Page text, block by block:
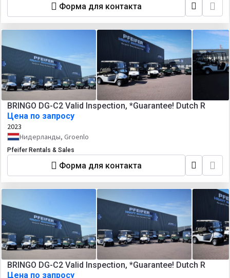
Форма для контакта
BRINGO DG-C2 Valid Inspection, *Guarantee! Dutch R
Цена по запросу
2023
Нидерланды, Groenlo
Pfeifer Rentals & Sales
Форма для контакта
BRINGO DG-C2 Valid Inspection, *Guarantee! Dutch R
Цена по запросу